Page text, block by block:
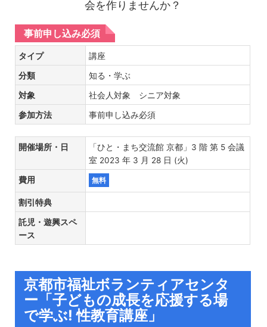
会を作りませんか？
事前申し込み必須
タイプ 講座
分類 知る・学ぶ
対象 社会人対象 シニア対象
参加方法 事前申し込み必須
開催場所・日
「ひと・まち交流館 京都」3 階 第 5 会議
室 2023 年 3 月 28 日 (火)
費用 無料
割引特典
託児・遊興スペ
ース
京都市福祉ボランティアセンタ
ー「子どもの成長を応援する場
で学ぶ! 性教育講座」